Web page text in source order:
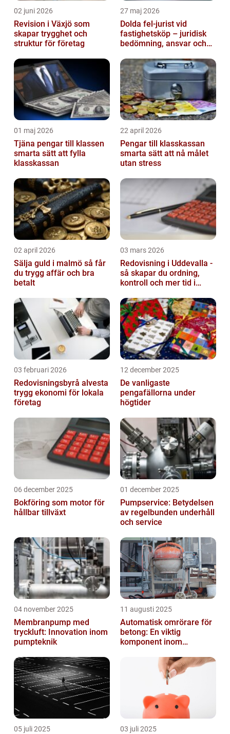
02 juni 2026
Revision i Växjö som
skapar trygghet och
struktur för företag
27 maj 2026
Dolda fel-jurist vid
fastighetsköp – juridisk
bedömning, ansvar och
tvister...
01 maj 2026
Tjäna pengar till klassen
smarta sätt att fylla
klasskassan
22 april 2026
Pengar till klasskassan
smarta sätt att nå målet
utan stress
02 april 2026
Sälja guld i malmö så får
du trygg affär och bra
betalt
03 mars 2026
Redovisning i Uddevalla -
så skapar du ordning,
kontroll och mer tid i
03 februari 2026
Redovisningsbyrå alvesta
trygg ekonomi för lokala
företag
12 december 2025
De vanligaste
pengafällorna under
högtider
06 december 2025
Bokföring som motor för
hållbar tillväxt
01 december 2025
Pumpservice: Betydelsen
av regelbunden underhåll
och service
04 november 2025
Membranpump med
tryckluft: Innovation inom
pumpteknik
11 augusti 2025
Automatisk omrörare för
betong: En viktig
komponent inom
05 juli 2025 03 juli 2025